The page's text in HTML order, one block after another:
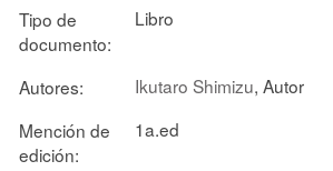
Tipo de
documento:
Libro
Autores: Ikutaro Shimizu, Autor
Mención de
edición:
1a.ed